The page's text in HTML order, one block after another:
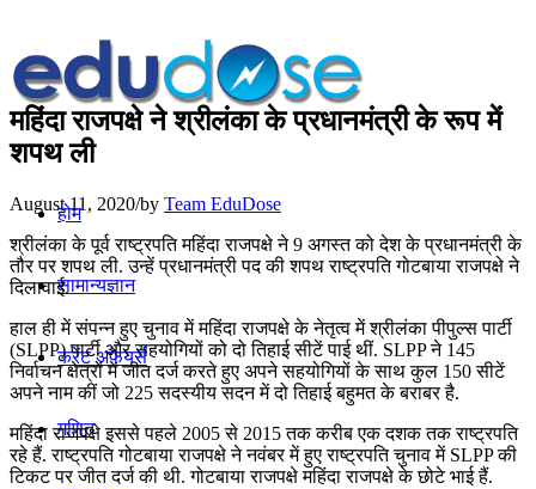
होम
सामान्यज्ञान
करेंट अफेयर्स
गणित
महिंदा राजपक्षे ने श्रीलंका के प्रधानमंत्री के रूप में
शपथ ली
August 11, 2020/by Team EduDose
श्रीलंका के पूर्व राष्ट्रपति महिंदा राजपक्षे ने 9 अगस्त को देश के प्रधानमंत्री के
तौर पर शपथ ली. उन्हें प्रधानमंत्री पद की शपथ राष्ट्रपति गोटबाया राजपक्षे ने
दिलावाई.
हाल ही में संपन्न हुए चुनाव में महिंदा राजपक्षे के नेतृत्व में श्रीलंका पीपुल्स पार्टी
(SLPP) पार्टी और सहयोगियों को दो तिहाई सीटें पाई थीं. SLPP ने 145
निर्वाचन क्षेत्रों में जीत दर्ज करते हुए अपने सहयोगियों के साथ कुल 150 सीटें
अपने नाम कीं जो 225 सदस्यीय सदन में दो तिहाई बहुमत के बराबर है.
महिंदा राजपक्षे इससे पहले 2005 से 2015 तक करीब एक दशक तक राष्ट्रपति
रहे हैं. राष्ट्रपति गोटबाया राजपक्षे ने नवंबर में हुए राष्ट्रपति चुनाव में SLPP की
टिकट पर जीत दर्ज की थी. गोटबाया राजपक्षे महिंदा राजपक्षे के छोटे भाई हैं.